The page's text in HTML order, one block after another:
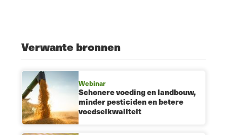
Verwante bronnen
Webinar
Schonere voeding en landbouw,
minder pesticiden en betere
voedselkwaliteit